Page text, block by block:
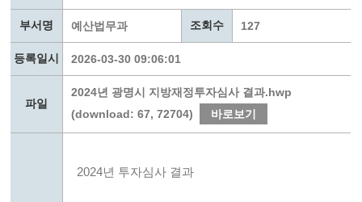
부서명 예산법무과 조회수 127
등록일시 2026-03-30 09:06:01
파일
2024년 광명시 지방재정투자심사 결과.hwp
(download: 67, 72704)
바로보기
2024년 투자심사 결과